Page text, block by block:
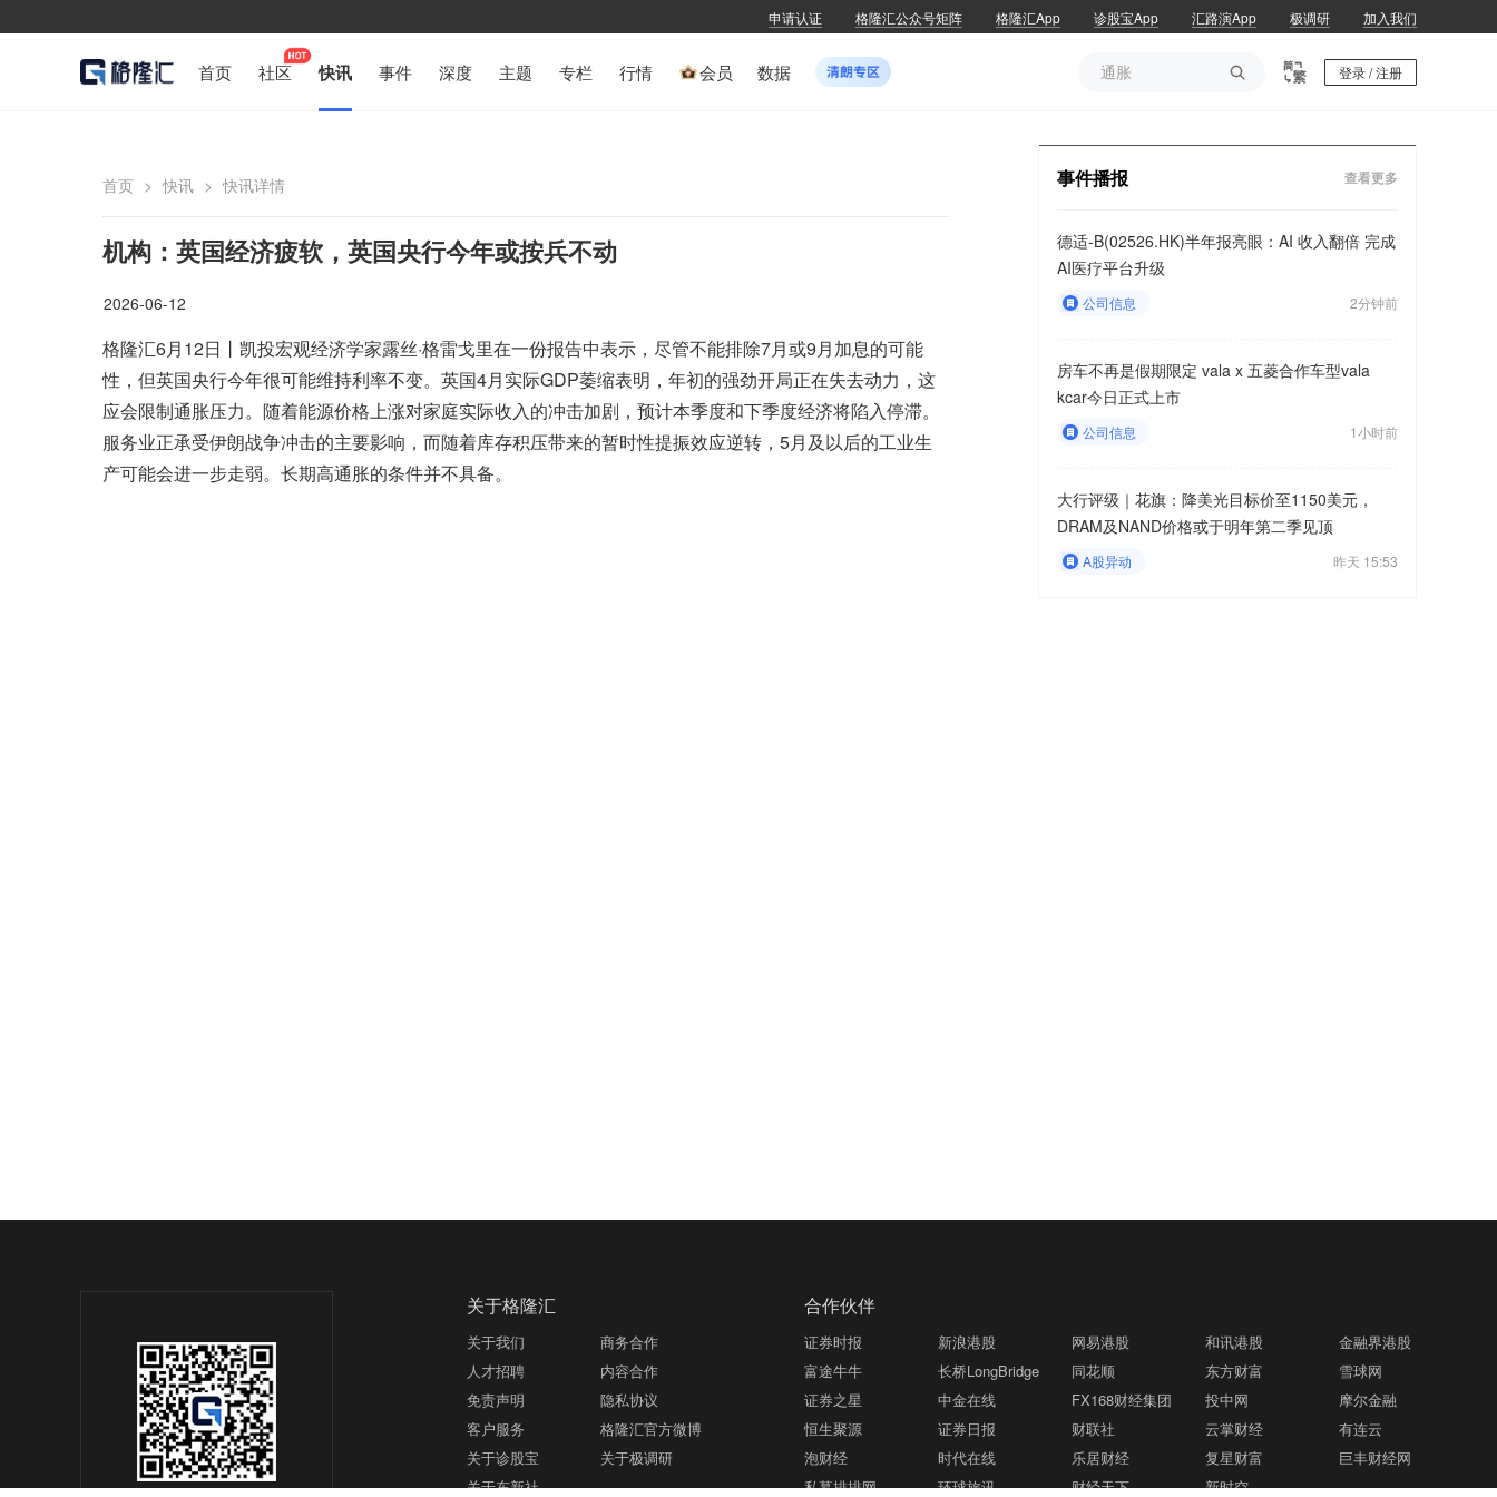
申请认证 格隆汇公众号矩阵 格隆汇App 诊股宝App 汇路演App 极调研 加入我们
首页 社区 快讯 事件 深度 主题 专栏 行情 会员 数据 
通胀
登录 / 注册
首页 > 快讯 > 快讯详情
机构：英国经济疲软，英国央行今年或按兵不动
2026-06-12
格隆汇6月12日丨凯投宏观经济学家露丝·格雷戈里在一份报告中表示，尽管不能排除7月或9月加息的可能
性，但英国央行今年很可能维持利率不变。英国4月实际GDP萎缩表明，年初的强劲开局正在失去动力，这
应会限制通胀压力。随着能源价格上涨对家庭实际收入的冲击加剧，预计本季度和下季度经济将陷入停滞。
服务业正承受伊朗战争冲击的主要影响，而随着库存积压带来的暂时性提振效应逆转，5月及以后的工业生
产可能会进一步走弱。长期高通胀的条件并不具备。
事件播报 查看更多
德适-B(02526.HK)半年报亮眼：AI 收入翻倍 完成
AI医疗平台升级
公司信息 2分钟前
房车不再是假期限定 vala x 五菱合作车型vala
kcar今日正式上市
公司信息 1小时前
大行评级｜花旗：降美光目标价至1150美元，
DRAM及NAND价格或于明年第二季见顶
A股异动 昨天 15:53
关于格隆汇
关于我们
商务合作
人才招聘
内容合作
免责声明
隐私协议
客户服务
格隆汇官方微博
关于诊股宝
关于极调研
关于东新社
合作伙伴
证券时报 新浪港股 网易港股 和讯港股
金融界港股
富途牛牛
长桥LongBridge 同花顺 东方财富
雪球网
证券之星
中金在线 FX168财经集团 投中网
摩尔金融
恒生聚源
证券日报 财联社 云掌财经
有连云
泡财经
时代在线 乐居财经 复星财富
巨丰财经网
私募排排网
环球旅讯 财经天下 新时空